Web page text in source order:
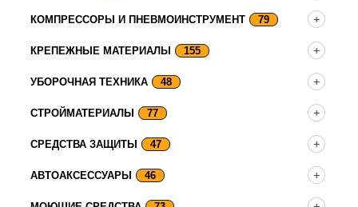
КОМПРЕССОРЫ И ПНЕВМОИНСТРУМЕНТ 79
КРЕПЕЖНЫЕ МАТЕРИАЛЫ 155
УБОРОЧНАЯ ТЕХНИКА 48
СТРОЙМАТЕРИАЛЫ 77
СРЕДСТВА ЗАЩИТЫ 47
АВТОАКСЕССУАРЫ 46